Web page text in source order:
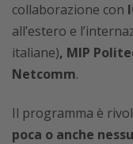
collaborazione con
all’estero e
italiane), MIP
Netcomm.
Il programma è
poca o anche